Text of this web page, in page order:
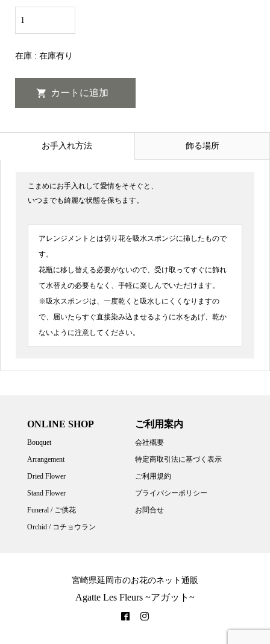
在庫 : 在庫有り
お手入れ方法 飾る場所
こまめにお手入れして愛情をそそぐと、
いつまでも綺麗な状態を保ちます。
アレンジメントとは切り花を吸水スポンジに挿したもので
す。
花瓶に移し替える必要がないので、受け取ってすぐに飾れ
て水替えの必要もなく、手軽に楽しんでいただけます。
※吸水スポンジは、一度乾くと吸水しにくくなりますの
で、届いたらすぐ直接染み込ませるように水をあげ、乾か
ないように注意してください。
ONLINE SHOP
Bouquet
Arrangement
Dried Flower
Stand Flower
Funeral / ご供花
Orchid / コチョウラン
ご利用案内
会社概要
特定商取引法に基づく表示
ご利用規約
プライバシーポリシー
お問合せ
宮崎県延岡市のお花のネット通販
Agatte Les Fleurs ~アガット~